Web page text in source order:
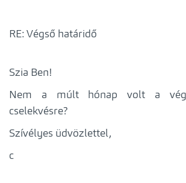
RE: Végső határidő
Szia Ben!
Nem a múlt hónap volt a
cselekvésre?
Szívélyes üdvözlettel,
c